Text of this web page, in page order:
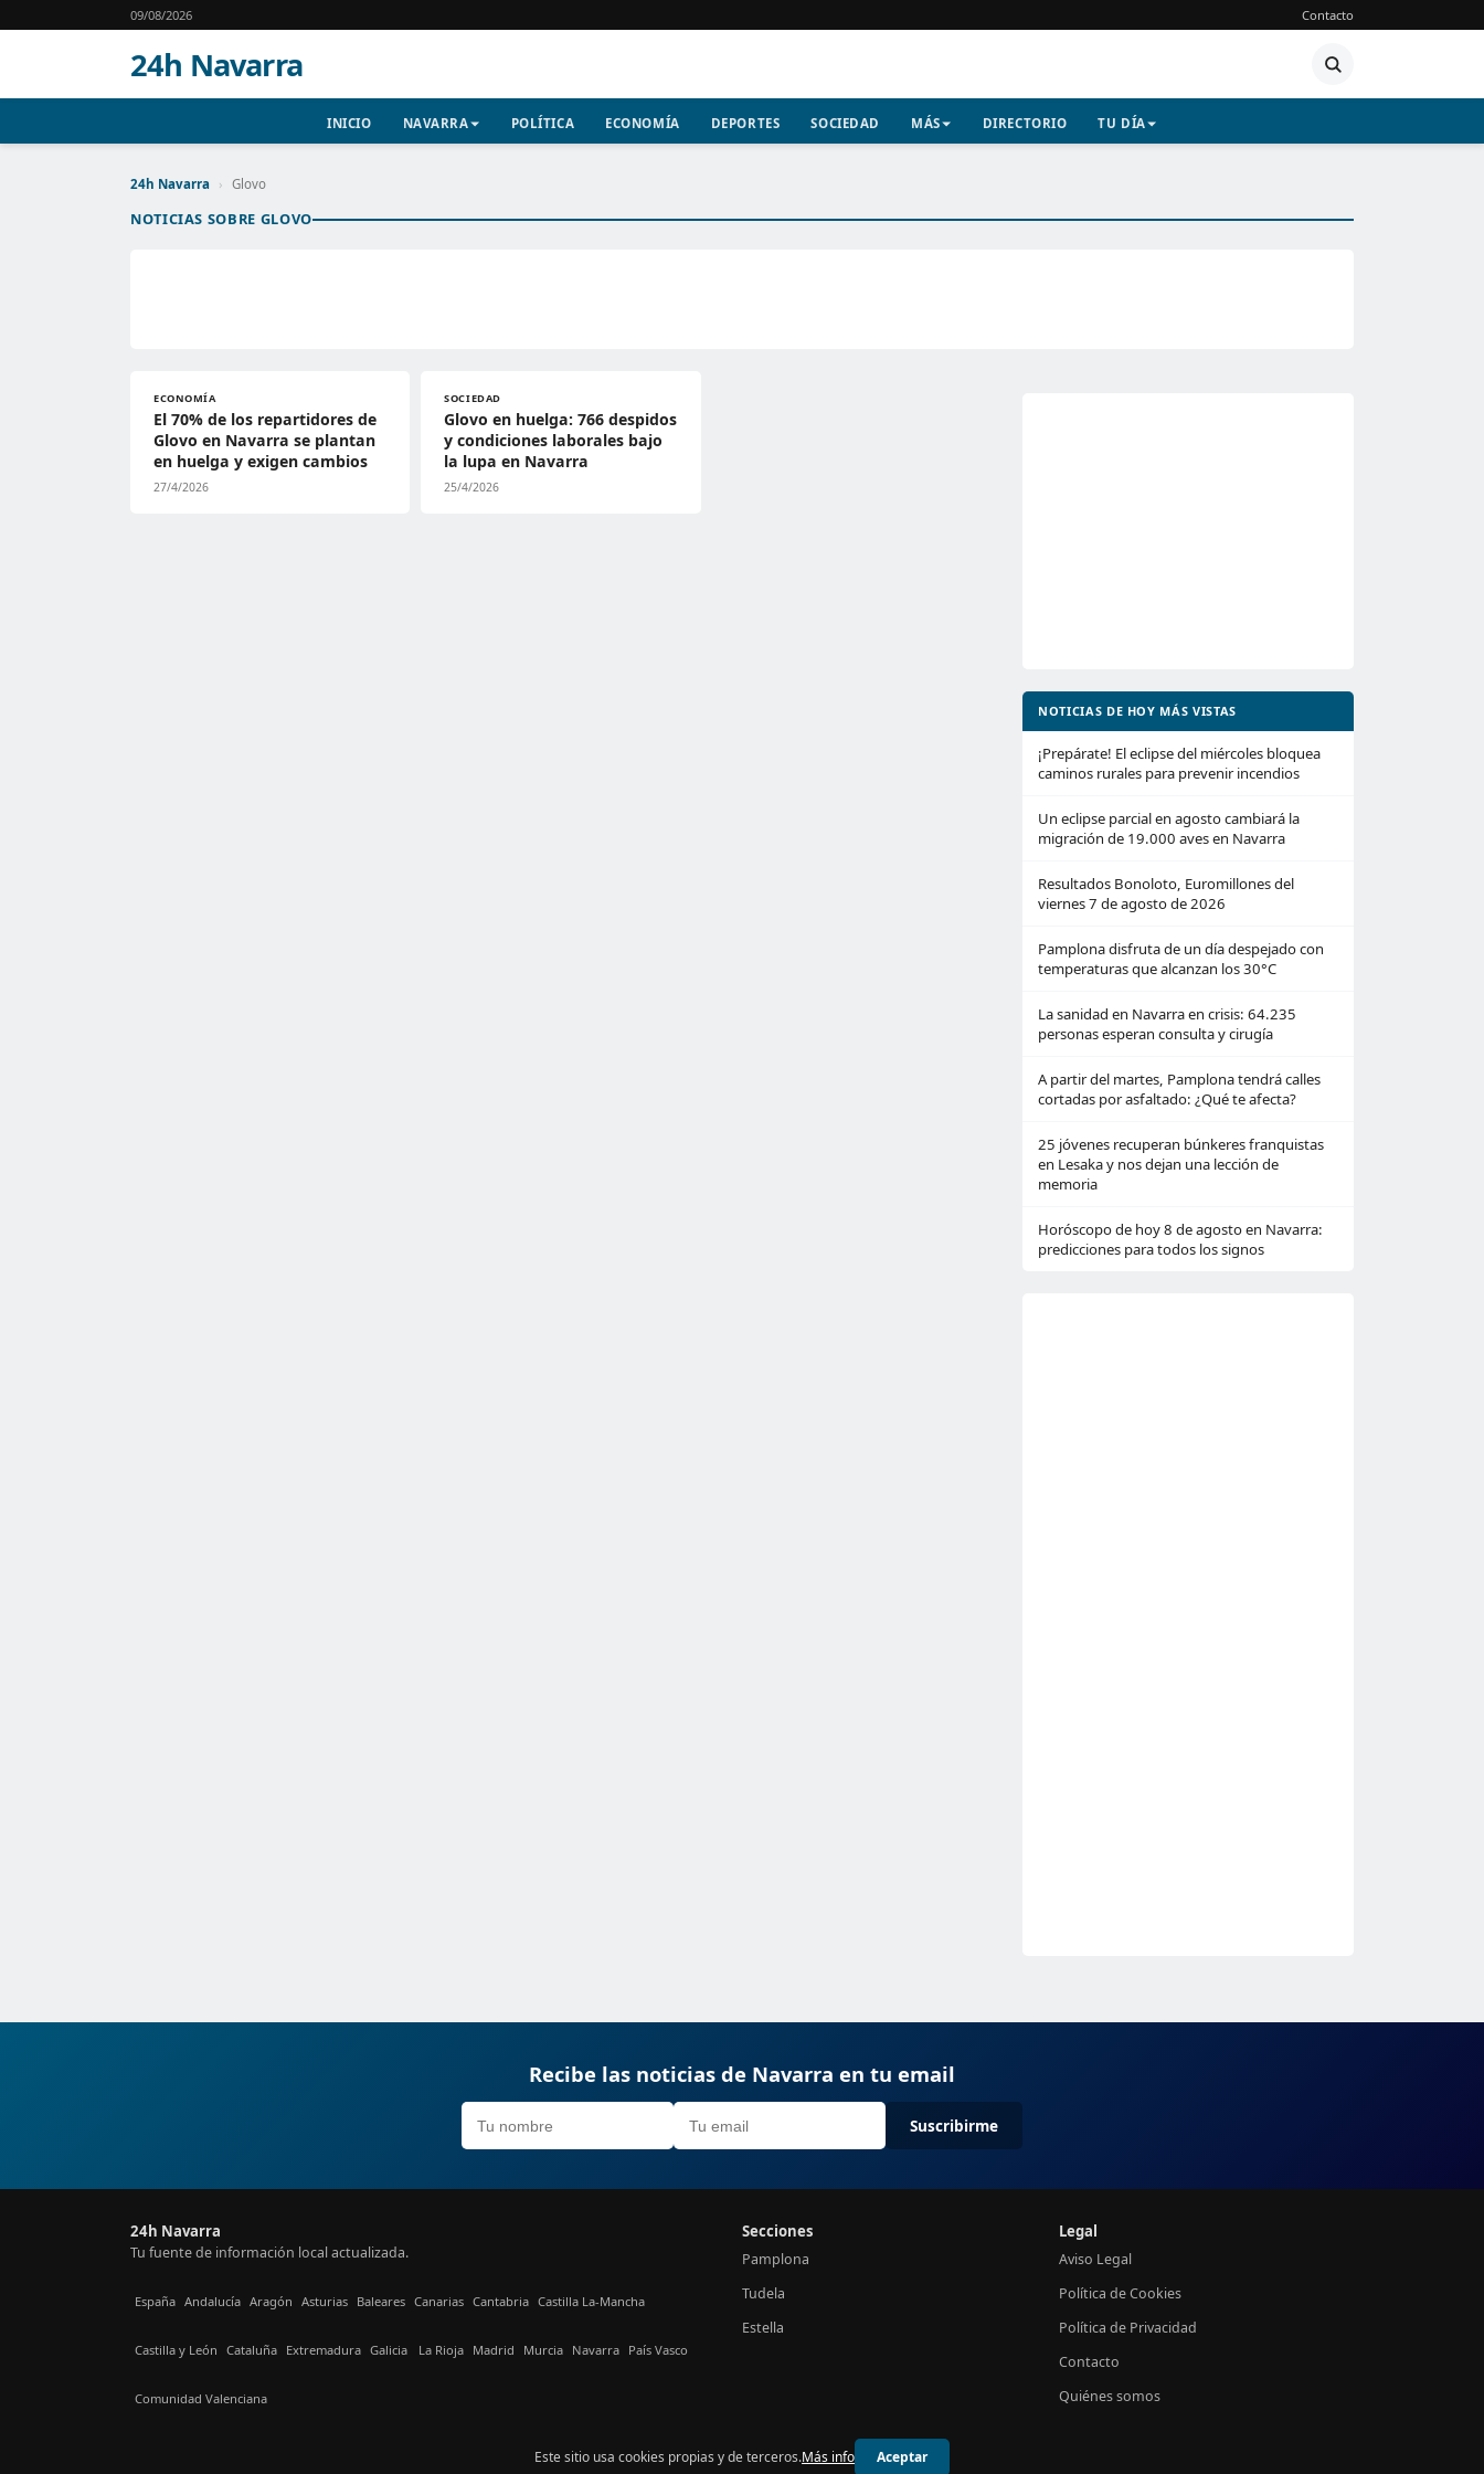
09/08/2026 Contacto
24h Navarra
INICIO NAVARRA POLÍTICA ECONOMÍA DEPORTES SOCIEDAD MÁS DIRECTORIO TU DÍA
24h Navarra › Glovo
NOTICIAS SOBRE GLOVO
ECONOMÍA
El 70% de los repartidores de
Glovo en Navarra se plantan
en huelga y exigen cambios
27/4/2026
SOCIEDAD
Glovo en huelga: 766 despidos
y condiciones laborales bajo
la lupa en Navarra
25/4/2026
NOTICIAS DE HOY MÁS VISTAS
¡Prepárate! El eclipse del miércoles bloquea
caminos rurales para prevenir incendios
Un eclipse parcial en agosto cambiará la
migración de 19.000 aves en Navarra
Resultados Bonoloto, Euromillones del
viernes 7 de agosto de 2026
Pamplona disfruta de un día despejado con
temperaturas que alcanzan los 30°C
La sanidad en Navarra en crisis: 64.235
personas esperan consulta y cirugía
A partir del martes, Pamplona tendrá calles
cortadas por asfaltado: ¿Qué te afecta?
25 jóvenes recuperan búnkeres franquistas
en Lesaka y nos dejan una lección de
memoria
Horóscopo de hoy 8 de agosto en Navarra:
predicciones para todos los signos
Recibe las noticias de Navarra en tu email
Suscribirme
24h Navarra
Tu fuente de información local actualizada.
España Andalucía Aragón Asturias Baleares Canarias Cantabria Castilla La-Mancha
Castilla y León Cataluña Extremadura Galicia La Rioja Madrid Murcia Navarra País Vasco
Comunidad Valenciana
Secciones
Pamplona
Tudela
Estella
Legal
Aviso Legal
Política de Cookies
Política de Privacidad
Contacto
Quiénes somos
© 2026 24h Navarra
Este sitio usa cookies propias y de terceros.Más info Aceptar